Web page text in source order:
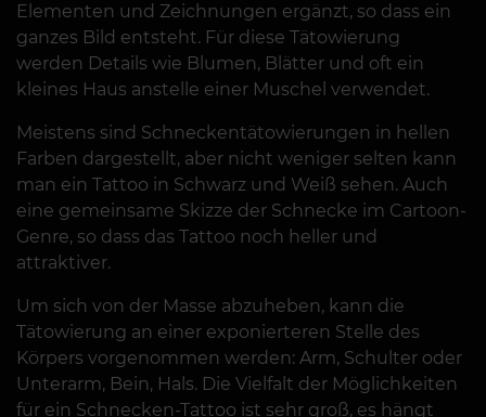
Elementen und Zeichnungen ergänzt, so dass ein
ganzes Bild entsteht. Für diese Tätowierung
werden Details wie Blumen, Blätter und oft ein
kleines Haus anstelle einer Muschel verwendet.
Meistens sind Schneckentätowierungen in hellen
Farben dargestellt, aber nicht weniger selten kann
man ein Tattoo in Schwarz und Weiß sehen. Auch
eine gemeinsame Skizze der Schnecke im Cartoon-
Genre, so dass das Tattoo noch heller und
attraktiver.
Um sich von der Masse abzuheben, kann die
Tätowierung an einer exponierteren Stelle des
Körpers vorgenommen werden: Arm, Schulter oder
Unterarm, Bein, Hals. Die Vielfalt der Möglichkeiten
für ein Schnecken-Tattoo ist sehr groß, es hängt